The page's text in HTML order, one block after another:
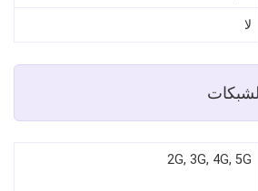
لا
2G, 3G, 4G, 5G